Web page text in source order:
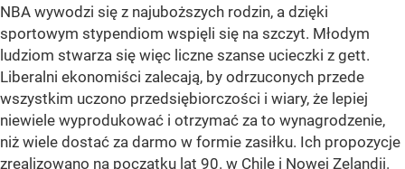
NBA wywodzi się z najuboższych rodzin, a dzięki
sportowym stypendiom wspięli się na szczyt. Młodym
ludziom stwarza się więc liczne szanse ucieczki z gett.
Liberalni ekonomiści zalecają, by odrzuconych przede
wszystkim uczono przedsiębiorczości i wiary, że lepiej
niewiele wyprodukować i otrzymać za to wynagrodzenie,
niż wiele dostać za darmo w formie zasiłku. Ich propozycje
zrealizowano na początku lat 90. w Chile i Nowej Zelandii.